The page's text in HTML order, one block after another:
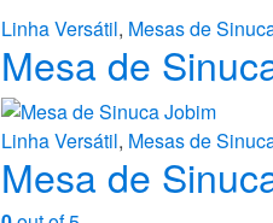
Linha Versátil, Mesas de
Mesa de
Linha Versátil, Mesas de
Mesa de